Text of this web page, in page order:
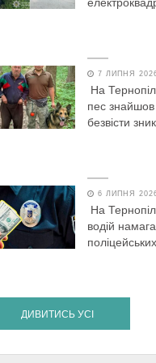
7 ЛИПНЯ
На
пес знайшов
безвісти зник
6 ЛИПНЯ
На
водій
ДИВИТИСЬ УСІ